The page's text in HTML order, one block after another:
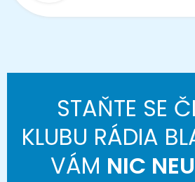
STAŇTE SE
KLUBU RÁDIA
VÁM NIC